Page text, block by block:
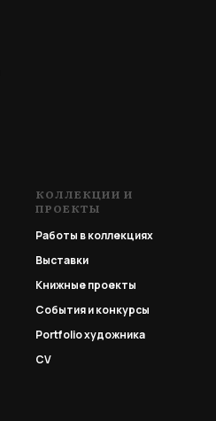
КОЛЛЕКЦИИ И
ПРОЕКТЫ
Работы в коллекциях
Выставки
Книжные проекты
События и конкурсы
Portfolioхудожника
CV